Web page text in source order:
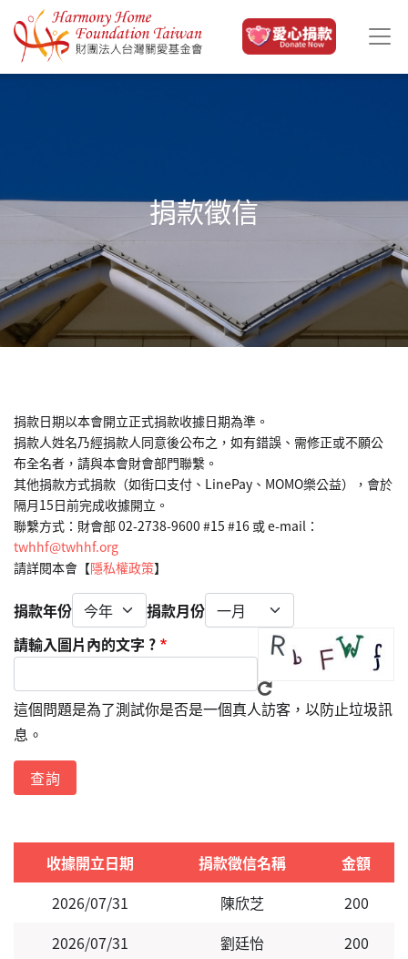
移至主內容
捐款徵信
捐款日期以本會開立正式捐款收據日期為準。
捐款人姓名乃經捐款人同意後公布之，如有錯誤、需修正或不願公
布全名者，請與本會財會部門聯繫。
其他捐款方式捐款（如街口支付、LinePay、MOMO樂公益），會於
隔月15日前完成收據開立。
twhhf@twhhf.org
請詳閱本會【隱私權政策】
捐款年份
捐款月份
請輸入圖片內的文字 ?
這個問題是為了測試你是否是一個真人訪客，以防止垃圾訊
息。
收據開立日期 捐款徵信名稱
金額
2026/07/31
陳欣芝
200
2026/07/31
劉廷怡
200